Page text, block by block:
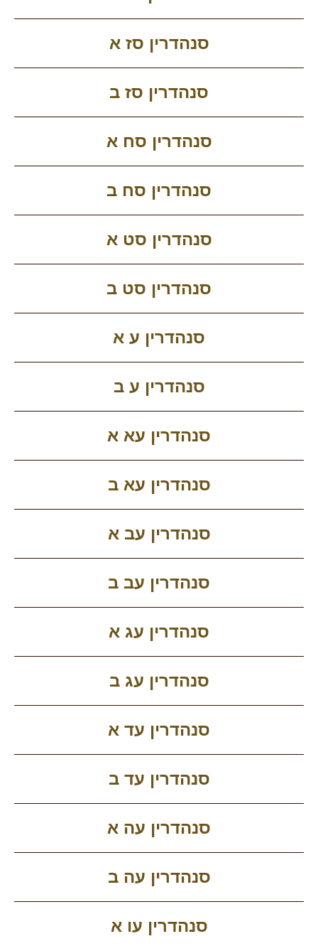
סנהדרין סז א
סנהדרין סז ב
סנהדרין סח א
סנהדרין סח ב
סנהדרין סט א
סנהדרין סט ב
סנהדרין ע א
סנהדרין ע ב
סנהדרין עא א
סנהדרין עא ב
סנהדרין עב א
סנהדרין עב ב
סנהדרין עג א
סנהדרין עג ב
סנהדרין עד א
סנהדרין עד ב
סנהדרין עה א
סנהדרין עה ב
סנהדרין עו א